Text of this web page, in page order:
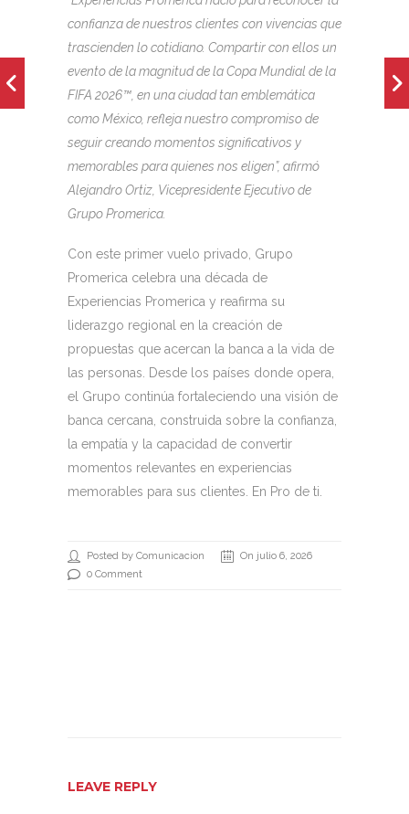
confianza de nuestros clientes con vivencias que
trascienden lo cotidiano. Compartir con ellos un
evento de la magnitud de la Copa Mundial de la
FIFA 2026™, en una ciudad tan emblemática
como México, refleja nuestro compromiso de
seguir creando momentos significativos y
memorables para quienes nos eligen”, afirmó
Alejandro Ortiz, Vicepresidente Ejecutivo de
Grupo Promerica.
Con este primer vuelo privado, Grupo
Promerica celebra una década de
Experiencias Promerica y reafirma su
liderazgo regional en la creación de
propuestas que acercan la banca a la vida de
las personas. Desde los países donde opera,
el Grupo continúa fortaleciendo una visión de
banca cercana, construida sobre la confianza,
la empatía y la capacidad de convertir
momentos relevantes en experiencias
memorables para sus clientes. En Pro de ti.
Posted by Comunicacion
On julio 6, 2026
0 Comment
LEAVE REPLY